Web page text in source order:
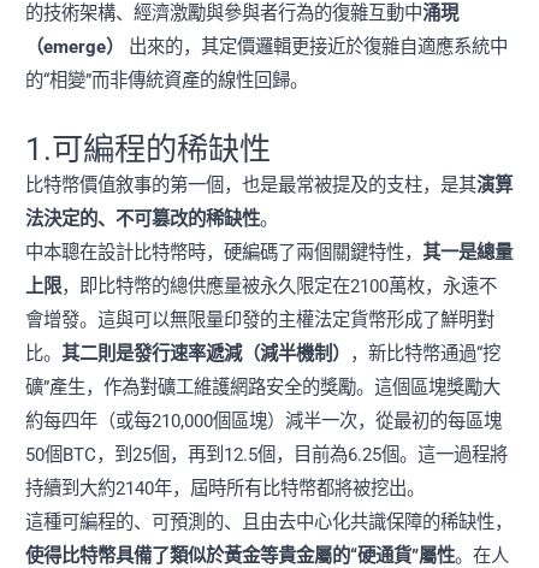
的技術架構、經濟激勵與參與者行為的復雜互動中涌現
（emerge）
出來的，其定價邏輯更接近於復雜自適應系統中
的“相變”而非傳統資產的線性回歸。
1.可編程的稀缺性
比特幣價值敘事的第一個，也是最常被提及的支柱，是其演算
法決定的、不可篡改的稀缺性。
中本聰在設計比特幣時，硬編碼了兩個關鍵特性， 其一是總量
上限，即比特幣的總供應量被永久限定在2100萬枚，永遠不
會增發。這與可以無限量印發的主權法定貨幣形成了鮮明對
比。 其二則是發行速率遞減（減半機制）
，新比特幣通過“挖
礦”產生，作為對礦工維護網路安全的獎勵。這個區塊獎勵大
約每四年（或每210,000個區塊）減半一次，從最初的每區塊
50個BTC，到25個，再到12.5個，目前為6.25個。這一過程將
持續到大約2140年，屆時所有比特幣都將被挖出。
這種可編程的、可預測的、且由去中心化共識保障的稀缺性，
使得比特幣具備了類似於黃金等貴金屬的“硬通貨”屬性。在人